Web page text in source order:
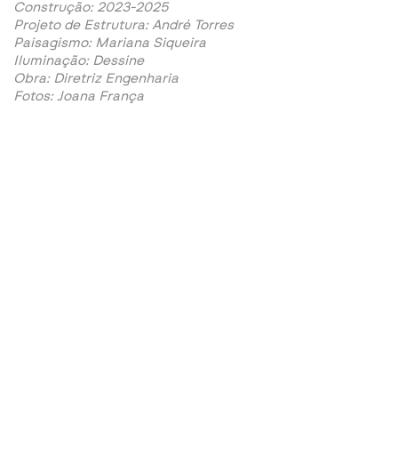
Construção: 2023-2025
Projeto de Estrutura: André Torres
Paisagismo: Mariana Siqueira
Iluminação: Dessine
Obra: Diretriz Engenharia
Fotos: Joana França